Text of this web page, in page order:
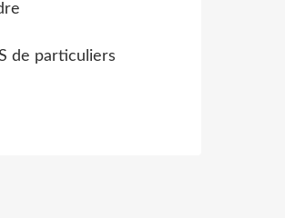
de particuliers